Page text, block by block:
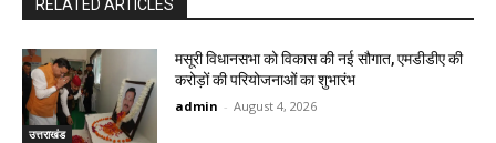
RELATED ARTICLES
उत्तराखंड
मसूरी विधानसभा को विकास की नई सौगात, एमडीडीए की
करोड़ों की परियोजनाओं का शुभारंभ
admin - August 4, 2026